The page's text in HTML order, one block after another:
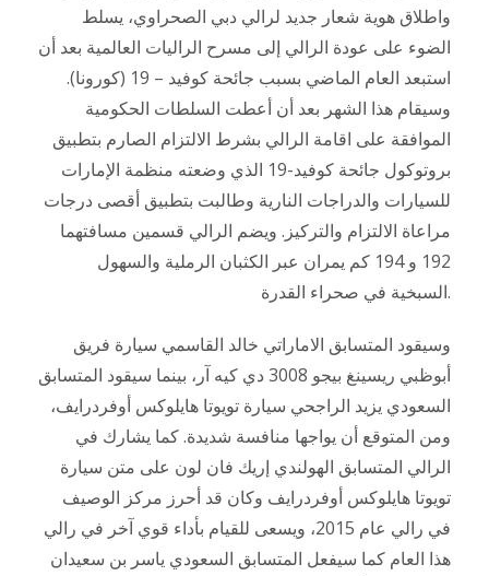
واطلاق هوية شعار جديد لرالي دبي الصحراوي، يسلط
الضوء على عودة الرالي إلى مسرح الراليات العالمية بعد أن
استبعد العام الماضي بسبب جائحة كوفيد – 19 (كورونا).
وسيقام هذا الشهر بعد أن أعطت السلطات الحكومية
الموافقة على اقامة الرالي بشرط الالتزام الصارم بتطبيق
بروتوكول جائحة كوفيد-19 الذي وضعته منظمة الإمارات
للسيارات والدراجات النارية وطالبت بتطبيق أقصى درجات
مراعاة الالتزام والتركيز. ويضم الرالي قسمين مسافتهما
192 و 194 كم يمران عبر الكثبان الرملية والسهول
السبخية في صحراء القدرة.
وسيقود المتسابق الاماراتي خالد القاسمي سيارة فريق
أبوظبي ريسينغ بيجو 3008 دي كيه آر، بينما سيقود المتسابق
السعودي يزيد الراجحي سيارة تويوتا هايلوكس أوفردرايف،
ومن المتوقع أن يواجها منافسة شديدة. كما يشارك في
الرالي المتسابق الهولندي إريك فان لون على متن سيارة
تويوتا هايلوكس أوفردرايف وكان قد أحرز مركز الوصيف
في رالي عام 2015، ويسعى للقيام بأداء قوي آخر في رالي
هذا العام كما سيفعل المتسابق السعودي ياسر بن سعيدان